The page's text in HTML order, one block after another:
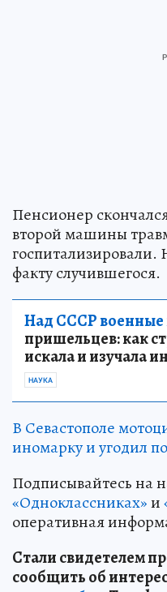
Пенсионер
второй машины
госпитализировали.
факту случившегося.
Над СССР военные
пришельцев: как
искала и изучала
НАУКА
В Севастополе
иномарку и угодил
Подписывайтесь на
«Одноклассниках»и
оперативная
Стали свидетелем
сообщить об